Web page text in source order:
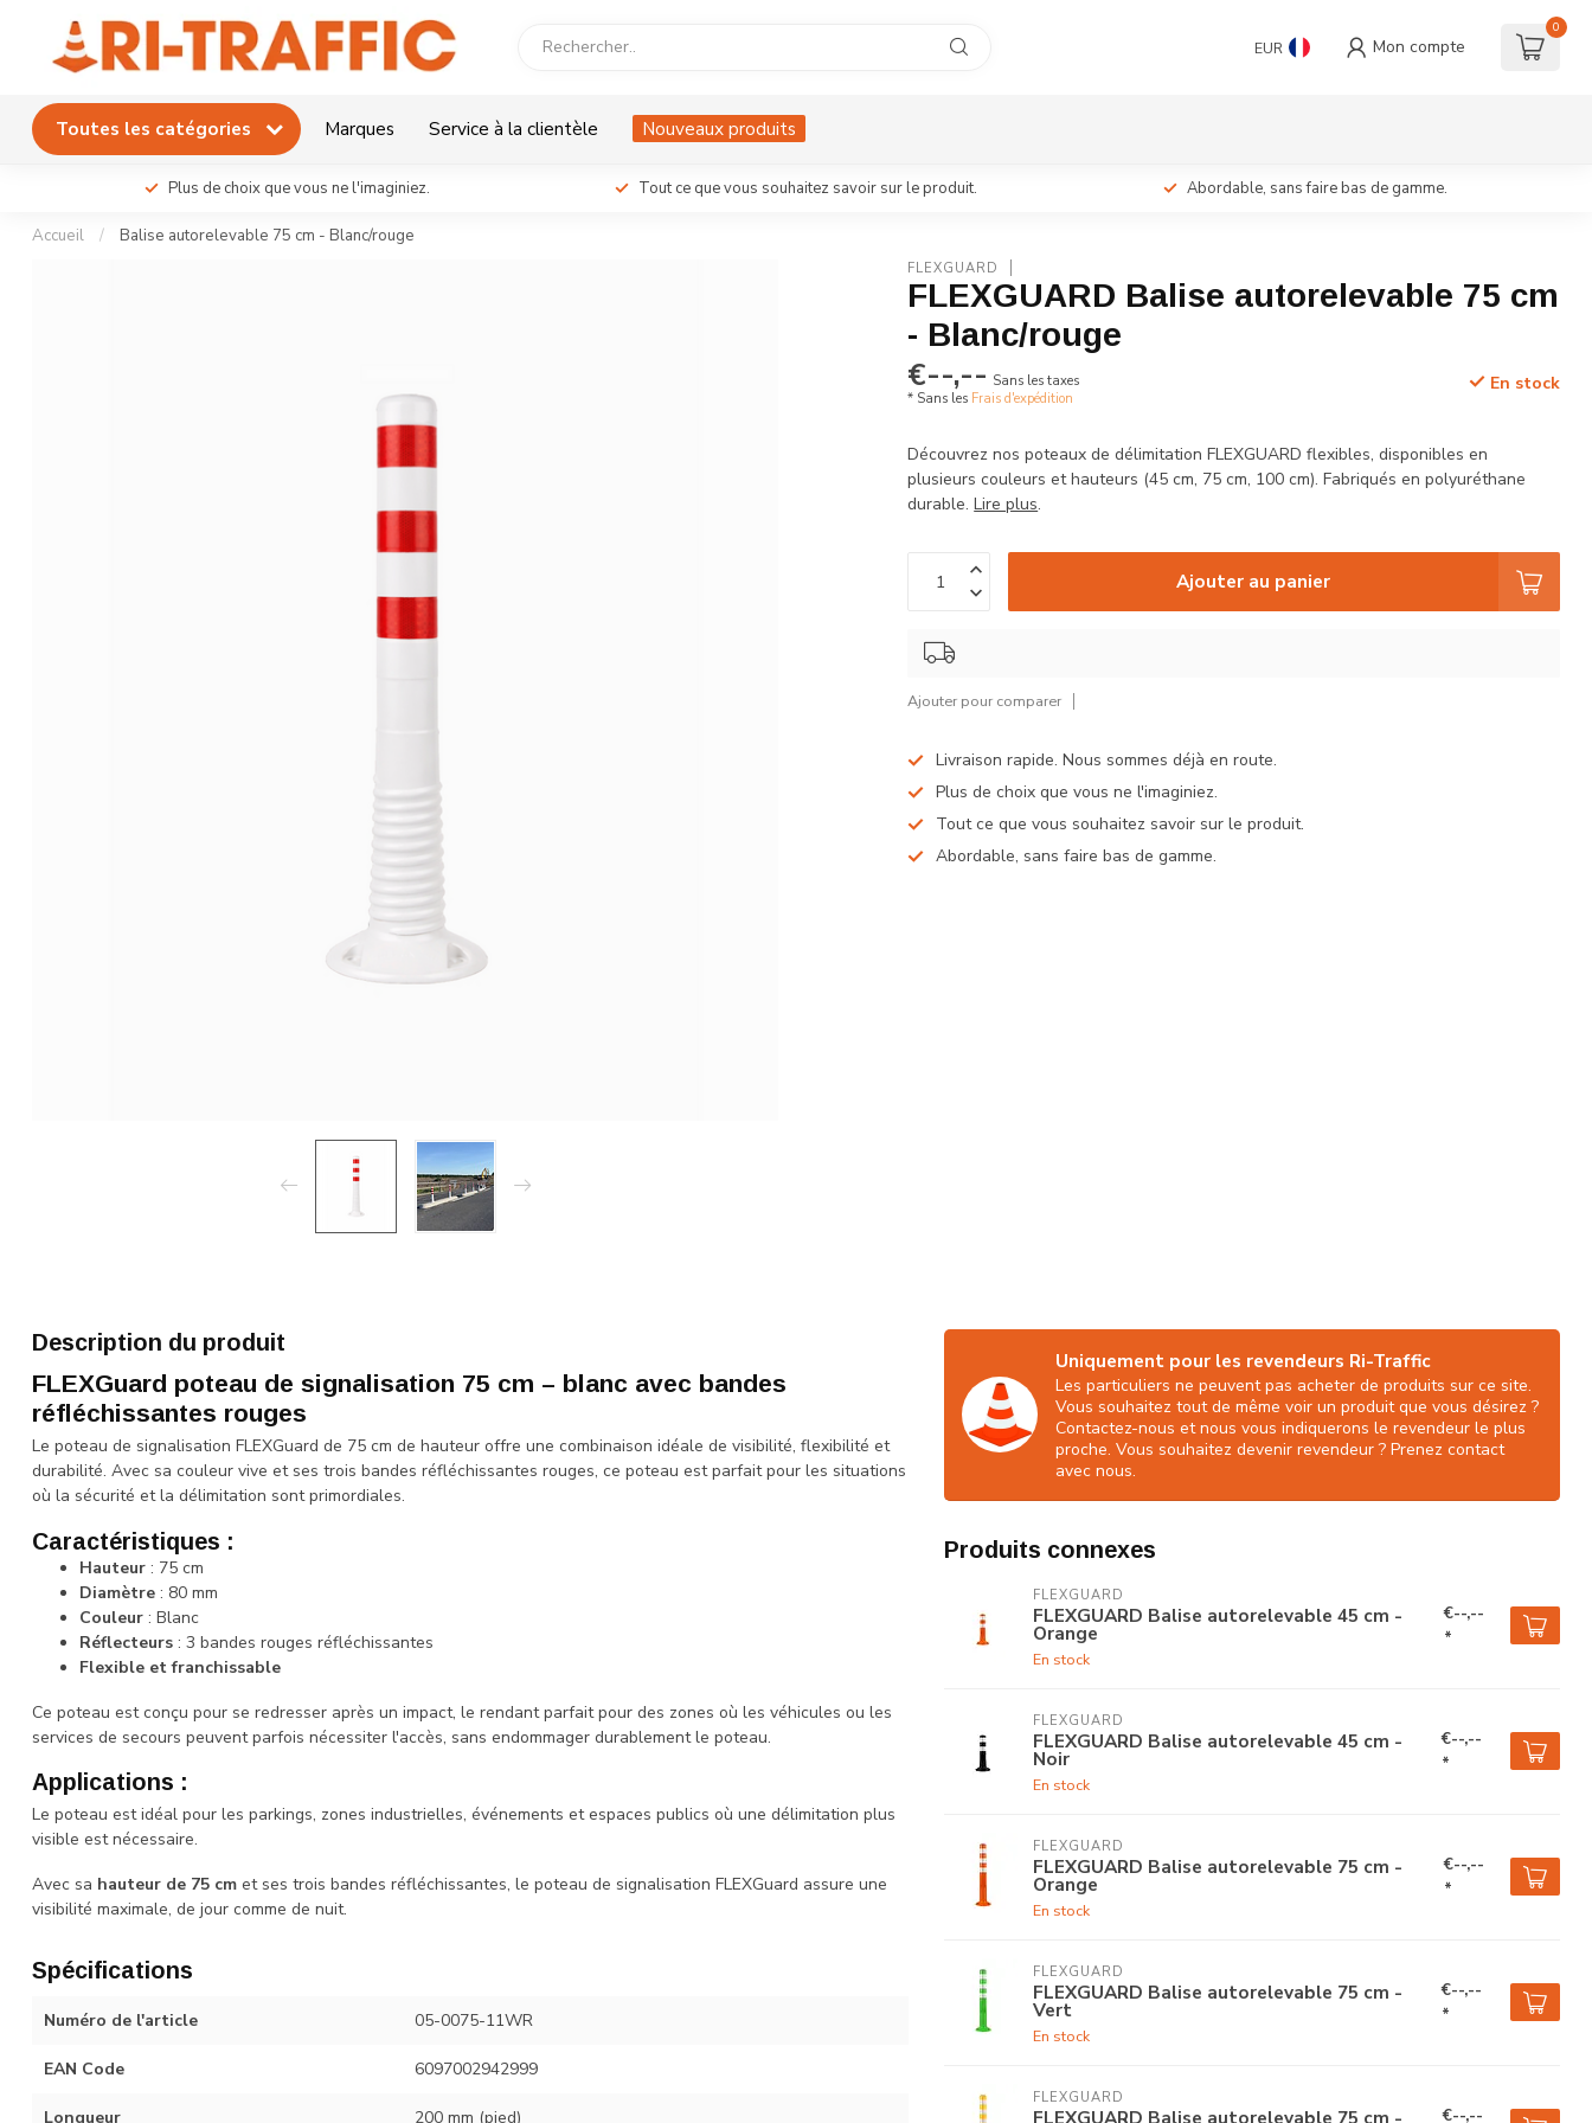
EUR Mon compte
0
Toutes les catégories Marques Service à la clientèle Nouveaux produits
Plus de choix que vous ne l'imaginiez. Tout ce que vous souhaitez savoir sur le produit. Abordable, sans faire bas de gamme.
Accueil / Balise autorelevable 75 cm - Blanc/rouge
FLEXGUARD
FLEXGUARD Balise autorelevable 75 cm
- Blanc/rouge
€--,-- Sans les taxes
* Sans les Frais d'expédition
En stock
Découvrez nos poteaux de délimitation FLEXGUARD flexibles, disponibles en
plusieurs couleurs et hauteurs (45 cm, 75 cm, 100 cm). Fabriqués en polyuréthane
durable.Lire plus.
Ajouter au panier
Ajouter pour comparer
Livraison rapide. Nous sommes déjà en route.
Plus de choix que vous ne l'imaginiez.
Tout ce que vous souhaitez savoir sur le produit.
Abordable, sans faire bas de gamme.
Description du produit
FLEXGuard poteau de signalisation 75 cm – blanc avec bandes
réfléchissantes rouges
Le poteau de signalisation FLEXGuard de 75 cm de hauteur offre une combinaison idéale de visibilité, flexibilité et
durabilité. Avec sa couleur vive et ses trois bandes réfléchissantes rouges, ce poteau est parfait pour les situations
où la sécurité et la délimitation sont primordiales.
Caractéristiques :
Hauteur : 75 cm
Diamètre : 80 mm
Couleur : Blanc
Réflecteurs : 3 bandes rouges réfléchissantes
Flexible et franchissable
Ce poteau est conçu pour se redresser après un impact, le rendant parfait pour des zones où les véhicules ou les
services de secours peuvent parfois nécessiter l'accès, sans endommager durablement le poteau.
Applications :
Le poteau est idéal pour les parkings, zones industrielles, événements et espaces publics où une délimitation plus
visible est nécessaire.
Avec sa hauteur de 75 cm et ses trois bandes réfléchissantes, le poteau de signalisation FLEXGuard assure une
visibilité maximale, de jour comme de nuit.
Spécifications
Numéro de l'article 05-0075-11WR
EAN Code 6097002942999
Longueur 200 mm (pied)
Uniquement pour les revendeurs Ri-Traffic
Les particuliers ne peuvent pas acheter de produits sur ce site.
Vous souhaitez tout de même voir un produit que vous désirez ?
Contactez-nous et nous vous indiquerons le revendeur le plus
proche. Vous souhaitez devenir revendeur ? Prenez contact
avec nous.
Produits connexes
FLEXGUARD
FLEXGUARD Balise autorelevable 45 cm -
Orange
En stock
€--,--
*
FLEXGUARD
FLEXGUARD Balise autorelevable 45 cm -
Noir
En stock
€--,--
*
FLEXGUARD
FLEXGUARD Balise autorelevable 75 cm -
Orange
En stock
€--,--
*
FLEXGUARD
FLEXGUARD Balise autorelevable 75 cm -
Vert
En stock
€--,--
*
FLEXGUARD
FLEXGUARD Balise autorelevable 75 cm -
€--,--